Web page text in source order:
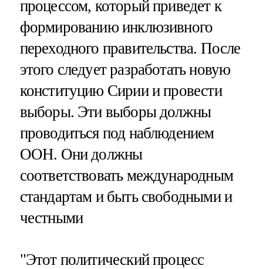
процессом, который приведет к
формированию инклюзивного
переходного правительства. После
этого следует разработать новую
конституцию Сирии и провести
выборы. Эти выборы должны
проводиться под наблюдением
ООН. Они должны
соответствовать международным
стандартам и быть свободными и
честными
"Этот политический процесс